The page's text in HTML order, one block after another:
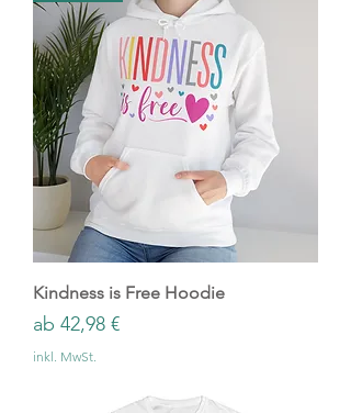
Kindness is Free Hoodie
ab 42,98 €
Sale-Preis
inkl. MwSt.